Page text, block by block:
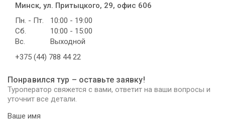
Минск, ул. Притыцкого, 29, офис 606
Пн. - Пт.
10:00 - 19:00
Сб.
10:00 - 15:00
Вс.
Выходной
+375 (44) 788 44 22
Понравился тур – оставьте заявку!
Туроператор свяжется с вами, ответит на ваши вопросы и
уточнит все детали.
Ваше имя